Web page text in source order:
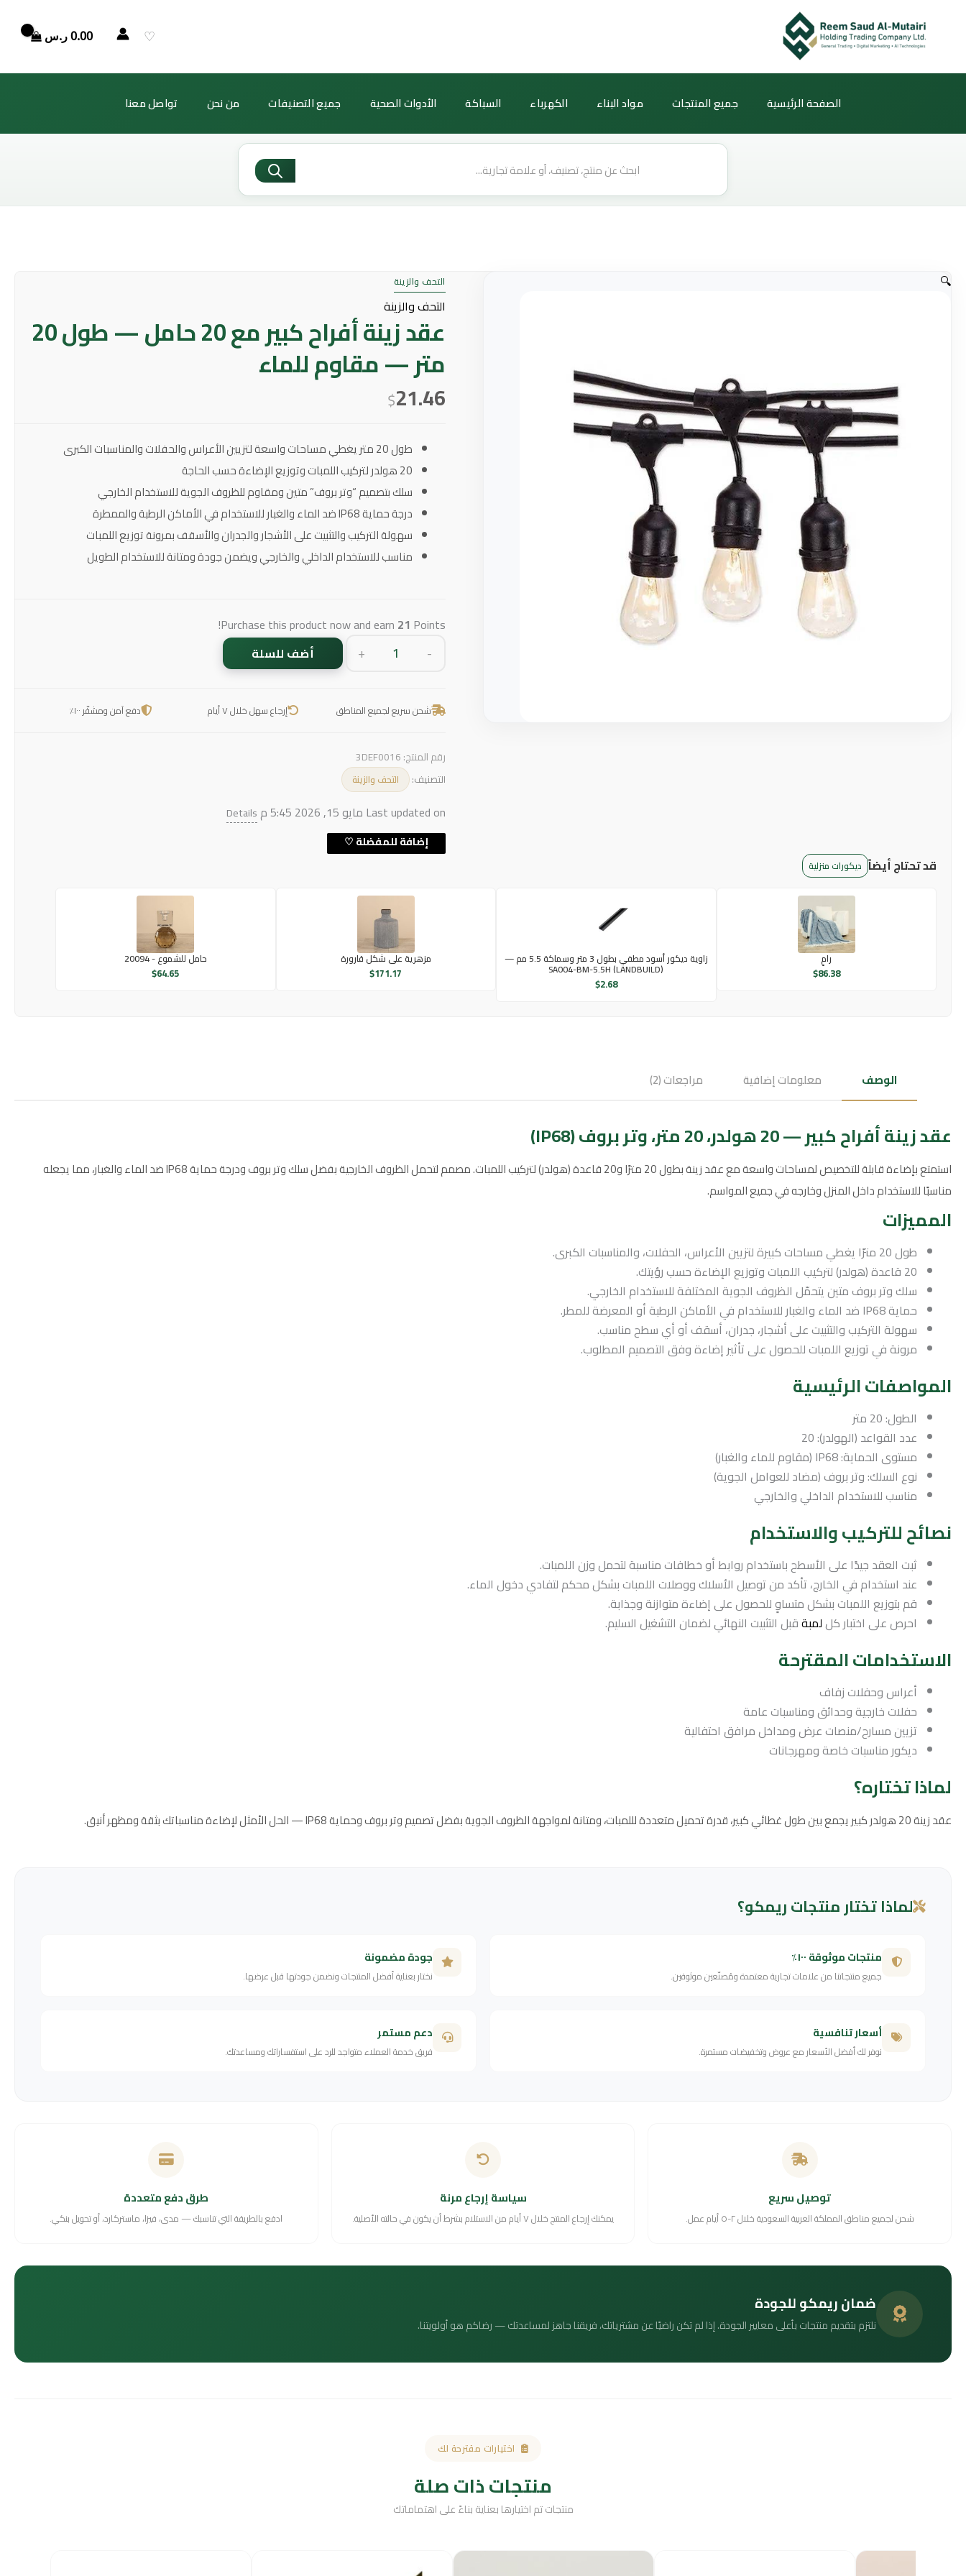
♡
0.00ر.س
الصفحة الرئيسية جميع المنتجات مواد البناء الكهرباء السباكة الأدوات الصحية جميع التصنيفات من نحن تواصل معنا
Products
🔍 التحف والزينة
التحف والزينة
عقد زينة أفراح كبير مع 20 حامل — طول 20
متر — مقاوم للماء
$21.46
طول 20 متر يغطي مساحات واسعة لتزيين الأعراس والحفلات والمناسبات الكبرى
20 هولدر لتركيب اللمبات وتوزيع الإضاءة حسب الحاجة
سلك بتصميم “وتر بروف” متين ومقاوم للظروف الجوية للاستخدام الخارجي
درجة حماية IP68 ضد الماء والغبار للاستخدام في الأماكن الرطبة والممطرة
سهولة التركيب والتثبيت على الأشجار والجدران والأسقف بمرونة توزيع اللمبات
مناسب للاستخدام الداخلي والخارجي ويضمن جودة ومتانة للاستخدام الطويل
Purchase this product now and earn 21 Points!
-
مع
حامل
20
للماء
+ أضف للسلة
شحن سريع لجميع المناطق إرجاع سهل خلال ٧ أيام دفع آمن ومشفّر ١٠٠٪
رقم المنتج:3DEF0016
التصنيف: التحف والزينة
Last updated on مايو 15, 2026 5:45 م Details
قد تحتاج أيضاً ديكورات منزلية
رامٍ
$86.38
زاوية ديكور أسود مطفي بطول 3 متر وسماكة 5.5 مم —
SA004-BM-5.5H (LANDBUILD)
$2.68
مزهرية على شكل قارورة
$171.17
حامل للشموع - 20094
$64.65
الوصف معلومات إضافية مراجعات (2)
عقد زينة أفراح كبير — 20 هولدر، 20 متر، وتر بروف (IP68)
استمتع بإضاءة قابلة للتخصيص لمساحات واسعة مع عقد زينة بطول 20 مترًا و20 قاعدة (هولدر) لتركيب اللمبات. مصمم لتحمل الظروف الخارجية بفضل سلك وتر بروف ودرجة حماية IP68 ضد الماء والغبار، مما يجعله
مناسبًا للاستخدام داخل المنزل وخارجه في جميع المواسم.
المميزات
طول 20 مترًا يغطي مساحات كبيرة لتزيين الأعراس، الحفلات، والمناسبات الكبرى.
20 قاعدة (هولدر) لتركيب اللمبات وتوزيع الإضاءة حسب رؤيتك.
سلك وتر بروف متين يتحمّل الظروف الجوية المختلفة للاستخدام الخارجي.
حماية IP68 ضد الماء والغبار للاستخدام في الأماكن الرطبة أو المعرضة للمطر.
سهولة التركيب والتثبيت على أشجار، جدران، أسقف أو أي سطح مناسب.
مرونة في توزيع اللمبات للحصول على تأثير إضاءة وفق التصميم المطلوب.
المواصفات الرئيسية
الطول: 20 متر
عدد القواعد (الهولدر): 20
مستوى الحماية: IP68 (مقاوم للماء والغبار)
نوع السلك: وتر بروف (مضاد للعوامل الجوية)
مناسب للاستخدام الداخلي والخارجي
نصائح للتركيب والاستخدام
ثبت العقد جيدًا على الأسطح باستخدام روابط أو خطافات مناسبة لتحمل وزن اللمبات.
عند استخدام في الخارج، تأكد من توصيل الأسلاك ووصلات اللمبات بشكل محكم لتفادي دخول الماء.
قم بتوزيع اللمبات بشكل متساوٍ للحصول على إضاءة متوازنة وجذابة.
احرص على اختبار كللمبةقبل التثبيت النهائي لضمان التشغيل السليم.
الاستخدامات المقترحة
أعراس وحفلات زفاف
حفلات خارجية وحدائق ومناسبات عامة
تزيين مسارح/منصات عرض ومداخل مرافق احتفالية
ديكور مناسبات خاصة ومهرجانات
لماذا تختاره؟
عقد زينة 20 هولدر كبير يجمع بين طول غطائي كبير، قدرة تحميل متعددة لللمبات، ومتانة لمواجهة الظروف الجوية بفضل تصميم وتر بروف وحماية IP68 — الحل الأمثل لإضاءة مناسباتك بثقة ومظهر أنيق.
لماذا تختار منتجات ريمكو؟
منتجات موثوقة ١٠٠٪
جميع منتجاتنا من علامات تجارية معتمدة ومُصنّعين موثوقين.
جودة مضمونة
نختار بعناية أفضل المنتجات ونضمن جودتها قبل عرضها.
أسعار تنافسية
نوفر لك أفضل الأسعار مع عروض وتخفيضات مستمرة.
دعم مستمر
فريق خدمة العملاء متواجد للرد على استفساراتك ومساعدتك.
توصيل سريع
شحن لجميع مناطق المملكة العربية السعودية خلال ٢-٥ أيام عمل.
سياسة إرجاع مرنة
يمكنك إرجاع المنتج خلال ٧ أيام من الاستلام بشرط أن يكون في حالته الأصلية.
طرق دفع متعددة
ادفع بالطريقة التي تناسبك — مدى، فيزا، ماستركارد، أو تحويل بنكي.
ضمان ريمكو للجودة
نلتزم بتقديم منتجات بأعلى معايير الجودة. إذا لم تكن راضيًا عن مشترياتك، فريقنا جاهز لمساعدتك — رضاكم هو أولويتنا.
اختيارات مقترحة لك
منتجات ذات صلة
منتجات تم اختيارها بعناية بناءً على اهتماماتك